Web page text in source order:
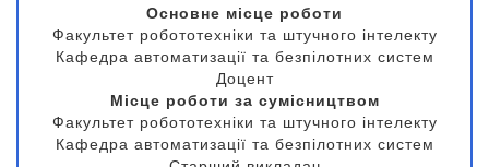
Основне місце роботи
Факультет робототехніки та штучного інтелекту
Кафедра автоматизації та безпілотних систем
Доцент
Місце роботи за сумісництвом
Факультет робототехніки та штучного інтелекту
Кафедра автоматизації та безпілотних систем